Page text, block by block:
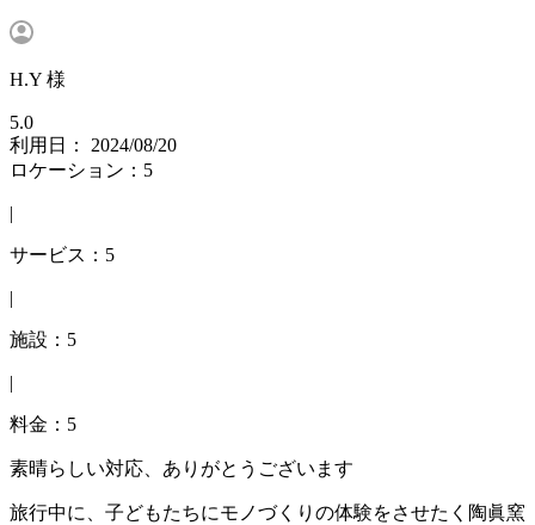
H.Y 様
5.0
利用日： 2024/08/20
ロケーション：5
|
サービス：5
|
施設：5
|
料金：5
素晴らしい対応、ありがとうございます
旅行中に、子どもたちにモノづくりの体験をさせたく陶眞窯